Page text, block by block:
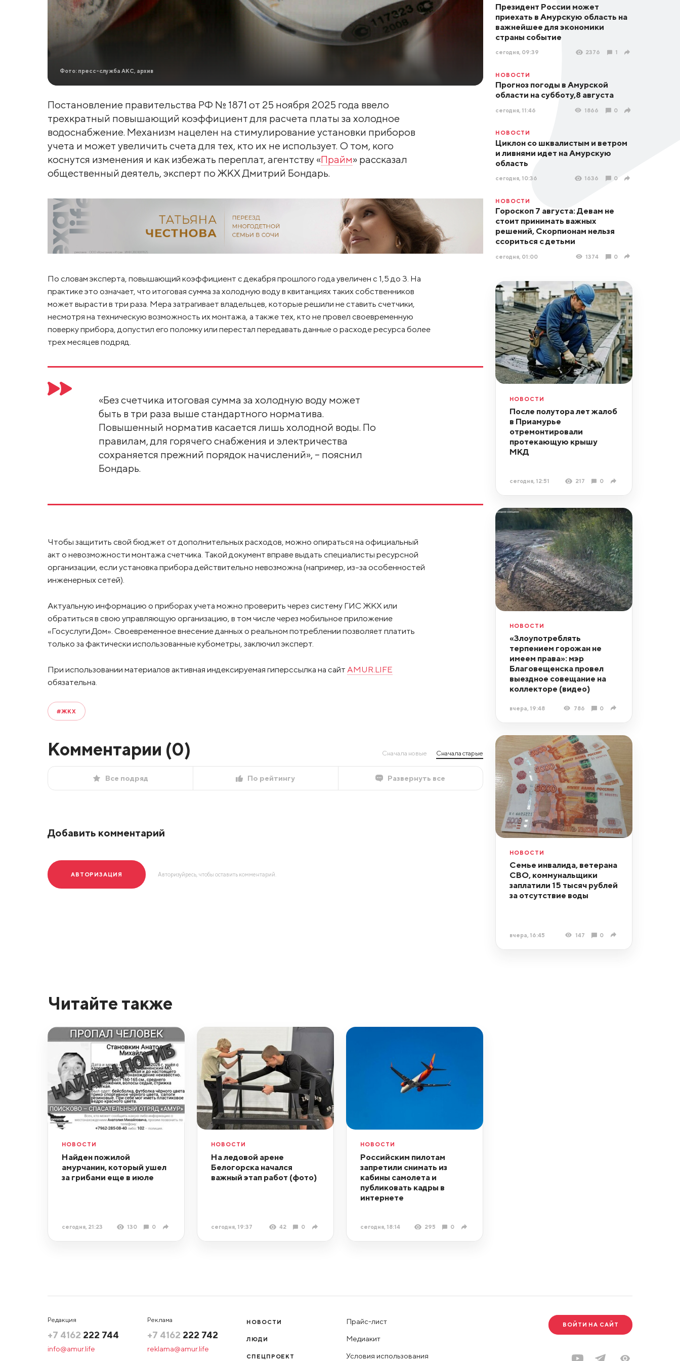
Фото: пресс-служба АКС, архив
Постановление правительства РФ № 1871 от 25 ноября 2025 года ввело
трехкратный повышающий коэффициент для расчета платы за холодное
водоснабжение. Механизм нацелен на стимулирование установки приборов
учета и может увеличить счета для тех, кто их не использует. О том, кого
коснутся изменения и как избежать переплат, агентству «Прайм» рассказал
общественный деятель, эксперт по ЖКХ Дмитрий Бондарь.
По словам эксперта, повышающий коэффициент с декабря прошлого года увеличен с 1,5 до 3. На
практике это означает, что итоговая сумма за холодную воду в квитанциях таких собственников
может вырасти в три раза. Мера затрагивает владельцев, которые решили не ставить счетчики,
несмотря на техническую возможность их монтажа, а также тех, кто не провел своевременную
поверку прибора, допустил его поломку или перестал передавать данные о расходе ресурса более
трех месяцев подряд.
«Без счетчика итоговая сумма за холодную воду может
быть в три раза выше стандартного норматива.
Повышенный норматив касается лишь холодной воды. По
правилам, для горячего снабжения и электричества
сохраняется прежний порядок начислений», – пояснил
Бондарь.
Чтобы защитить свой бюджет от дополнительных расходов, можно опираться на официальный
акт о невозможности монтажа счетчика. Такой документ вправе выдать специалисты ресурсной
организации, если установка прибора действительно невозможна (например, из-за особенностей
инженерных сетей).
Актуальную информацию о приборах учета можно проверить через систему ГИС ЖКХ или
обратиться в свою управляющую организацию, в том числе через мобильное приложение
«Госуслуги.Дом». Своевременное внесение данных о реальном потреблении позволяет платить
только за фактически использованные кубометры, заключил эксперт.
При использовании материалов активная индексируемая гиперссылка на сайт AMUR.LIFE
обязательна.
#ЖКХ
Комментарии (0) Сначала новые Сначала старые
Все подряд По рейтингу Развернуть все
Добавить комментарий
АВТОРИЗАЦИЯ Авторизуйресь, чтобы оставить комментарий.
Президент России может
приехать в Амурскую область на
важнейшее для экономики
страны событие
сегодня, 09:39 2376 1
НОВОСТИ
Прогноз погоды в Амурской
области на субботу,8 августа
сегодня, 11:46 1866 0
НОВОСТИ
Циклон со шквалистым и ветром
и ливнями идет на Амурскую
область
сегодня, 10:36 1636 0
НОВОСТИ
Гороскоп 7 августа: Девам не
стоит принимать важных
решений, Скорпионам нельзя
ссориться с детьми
сегодня, 01:00 1374 0
НОВОСТИ
После полутора лет жалоб
в Приамурье
отремонтировали
протекающую крышу
МКД
сегодня, 12:51 217 0
НОВОСТИ
«Злоупотреблять
терпением горожан не
имеем права»: мэр
Благовещенска провел
выездное совещание на
коллекторе (видео)
вчера, 19:48 786 0
НОВОСТИ
Семье инвалида, ветерана
СВО, коммунальщики
заплатили 15 тысяч рублей
за отсутствие воды
вчера, 16:45 147 0
Читайте также
НОВОСТИ
Найден пожилой
амурчанин, который ушел
за грибами еще в июле
сегодня, 21:23 130 0
НОВОСТИ
На ледовой арене
Белогорска начался
важный этап работ (фото)
сегодня, 19:37 42 0
НОВОСТИ
Российским пилотам
запретили снимать из
кабины самолета и
публиковать кадры в
интернете
сегодня, 18:14 295 0
Редакция
+7 4162 222 744
info@amur.life
Реклама
+7 4162 222 742
reklama@amur.life
НОВОСТИ
ЛЮДИ
СПЕЦПРОЕКТ
Прайс-лист
Медиакит
Условия использования
ВОЙТИ НА САЙТ